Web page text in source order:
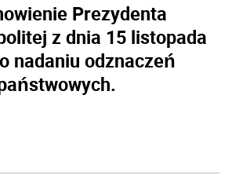
Prezydenta
z dnia 15 listopada
nadaniu odznaczeń